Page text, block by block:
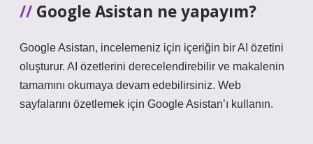
Google Asistan ne yapayım?
Google Asistan, incelemeniz için içeriğin bir AI özetini
oluşturur. AI özetlerini derecelendirebilir ve makalenin
tamamını okumaya devam edebilirsiniz. Web
sayfalarını özetlemek için Google Asistan’ı kullanın.